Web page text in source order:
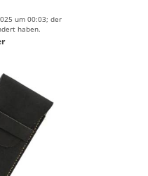
um 00:03; der
haben.